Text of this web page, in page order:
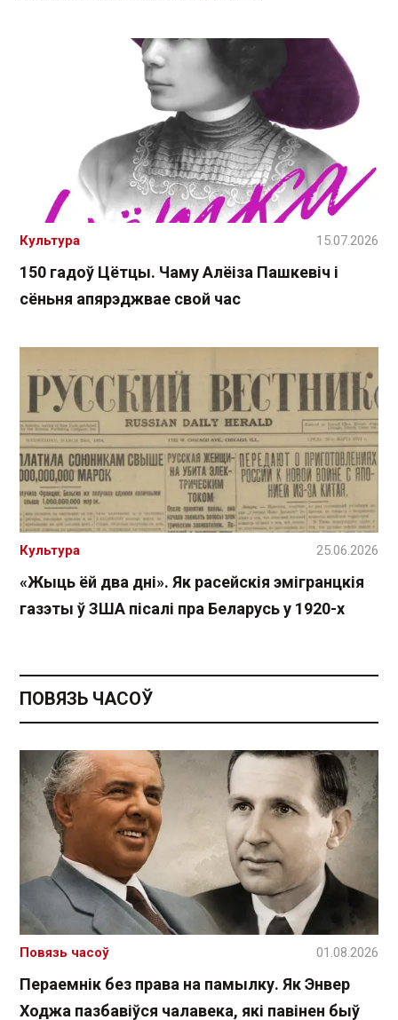
150 гадоў Цётцы. Чаму Алёіза Пашкевіч і
сёньня апярэджвае свой час
Культура 15.07.2026
«Жыць ёй два дні». Як расейскія эмігранцкія
газэты ў ЗША пісалі пра Беларусь у 1920-х
Культура 25.06.2026
ПОВЯЗЬ ЧАСОЎ
Пераемнік без права на памылку. Як Энвер
Ходжа пазбавіўся чалавека, які павінен быў
Повязь часоў 01.08.2026